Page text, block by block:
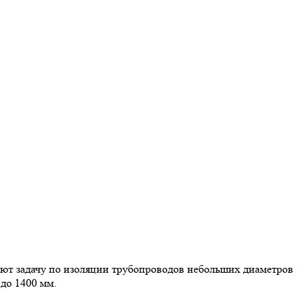
по изоляции трубопроводов небольших диаметров
1400 мм.